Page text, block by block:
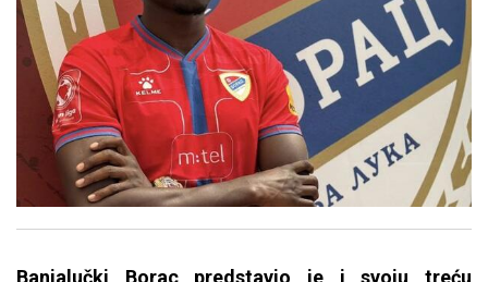
Banjalučki Borac predstavio je i svoju treću